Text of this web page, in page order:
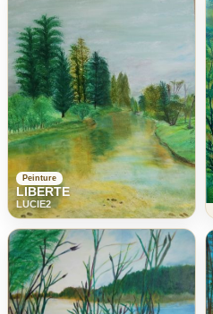
Peinture
LIBERTE
LUCIE2